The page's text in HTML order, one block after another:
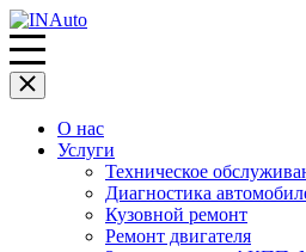
О нас
Услуги
Техническое
Диагностика
Кузовной ремонт
Ремонт двигателя